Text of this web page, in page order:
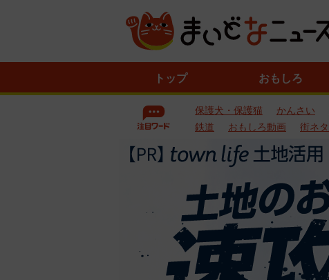
トップ おもしろ
保護犬・保護猫 かんさい
鉄道
おもしろ動画 街ネタ